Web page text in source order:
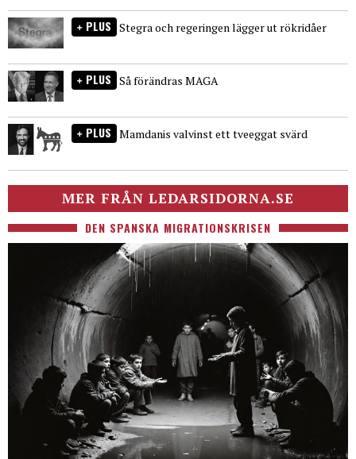
PLUS Stegra och regeringen lägger ut rökridåer
PLUS Så förändras MAGA
PLUS Mamdanis valvinst ett tveeggat svärd
MER FRÅN LEDARSIDORNA.SE
DEN SPANSKA MIGRATIONSKRISEN